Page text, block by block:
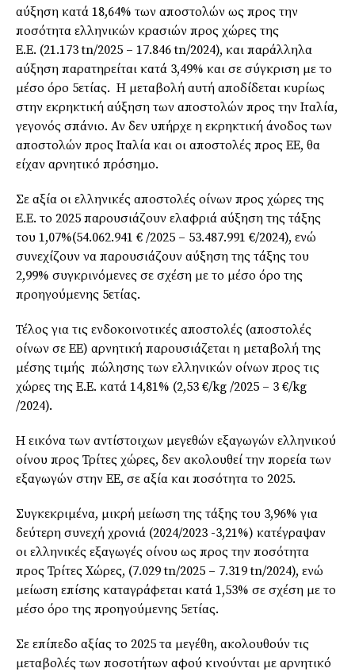
αύξηση κατά 18,64% των αποστολών ως προς την
ποσότητα ελληνικών κρασιών προς χώρες της
Ε.Ε. (21.173 tn/2025 – 17.846 tn/2024), και παράλληλα
αύξηση παρατηρείται κατά 3,49% και σε σύγκριση με το
μέσο όρο 5ετίας. Η μεταβολή αυτή αποδίδεται κυρίως
στην εκρηκτική αύξηση των αποστολών προς την Ιταλία,
γεγονός σπάνιο. Αν δεν υπήρχε η εκρηκτική άνοδος των
αποστολών προς Ιταλία και οι αποστολές προς ΕΕ, θα
είχαν αρνητικό πρόσημο.
Σε αξία οι ελληνικές αποστολές οίνων προς χώρες της
Ε.Ε. το 2025 παρουσιάζουν ελαφριά αύξηση της τάξης
του 1,07%(54.062.941 € /2025 – 53.487.991 €/2024), ενώ
συνεχίζουν να παρουσιάζουν αύξηση της τάξης του
2,99% συγκρινόμενες σε σχέση με το μέσο όρο της
προηγούμενης 5ετίας.
Τέλος για τις ενδοκοινοτικές αποστολές (αποστολές
οίνων σε ΕΕ) αρνητική παρουσιάζεται η μεταβολή της
μέσης τιμής πώλησης των ελληνικών οίνων προς τις
χώρες της Ε.Ε. κατά 14,81% (2,53 €/kg /2025 – 3 €/kg
/2024).
Η εικόνα των αντίστοιχων μεγεθών εξαγωγών ελληνικού
οίνου προς Τρίτες χώρες, δεν ακολουθεί την πορεία των
εξαγωγών στην ΕΕ, σε αξία και ποσότητα το 2025.
Συγκεκριμένα, μικρή μείωση της τάξης του 3,96% για
δεύτερη συνεχή χρονιά (2024/2023 -3,21%) κατέγραψαν
οι ελληνικές εξαγωγές οίνου ως προς την ποσότητα
προς Τρίτες Χώρες, (7.029 tn/2025 – 7.319 tn/2024), ενώ
μείωση επίσης καταγράφεται κατά 1,53% σε σχέση με το
μέσο όρο της προηγούμενης 5ετίας.
Σε επίπεδο αξίας το 2025 τα μεγέθη, ακολουθούν τις
μεταβολές των ποσοτήτων αφού κινούνται με αρνητικό